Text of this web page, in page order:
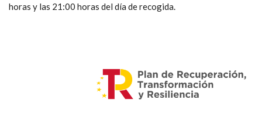
horas y las 21:00 horas del día de recogida.